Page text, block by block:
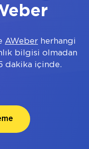
AWeber herhangi
bilgisi olmadan
dakika içinde.